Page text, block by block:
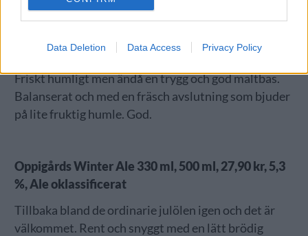
Data Deletion Data Access Privacy Policy
Strong ale
Friskt humligt men ändå en trygg och god maltbas.
Balanserat och med en fräsch avslutning som bjuder
på lite fruktig humle. God.
Oppigårds Winter Ale 330 ml, 500 ml, 27,90 kr, 5,3
%, Ale oklassificerat
Tillbaka bland de ordinarie julölen igen och det är
välkommet. Rent och snyggt med en lätt brödig